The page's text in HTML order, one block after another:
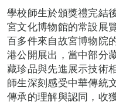
學校師生於頒獎禮完結
宮文化博物館的常設展
百多件來自故宮博物院
港公開展出，當中部分
藏珍品與先進展示技術
師生深刻感受中華傳統
傳承的理解與認同，收